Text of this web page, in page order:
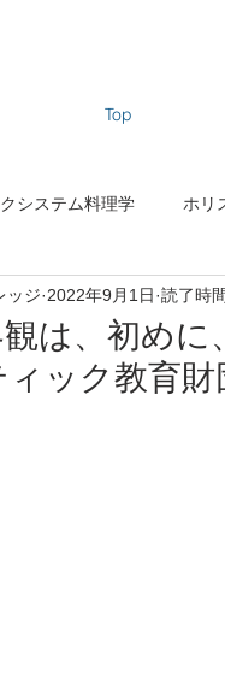
Top
システム料理学 ホリ
観は、初め
ック教育
ッジ 2022年9月1日 読了時